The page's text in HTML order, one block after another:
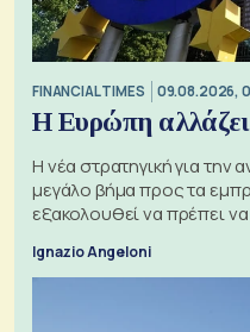
FINANCIAL TIMES 09.08.2026,
Η Ευρώπη αλλάζει
Η νέα στρατηγική για την
μεγάλο βήμα προς τα
εξακολουθεί να πρέπει
Ignazio Angeloni